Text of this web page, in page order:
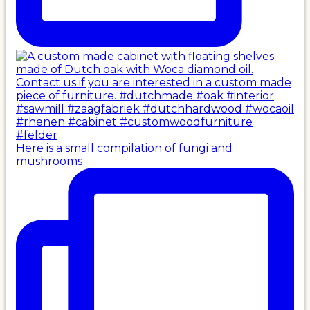
Here is a small compilation of fungi and
mushrooms